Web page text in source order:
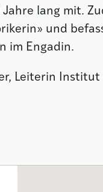
lang mit.
und
im Engadin.
Leiterin